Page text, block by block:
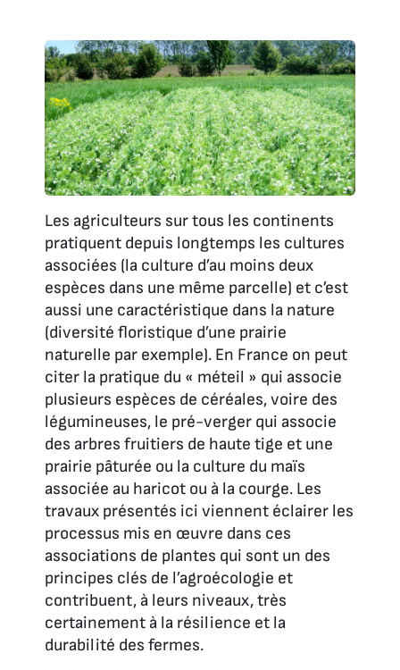
Les agriculteurs sur tous les continents
pratiquent depuis longtemps les cultures
associées (la culture d’au moins deux
espèces dans une même parcelle) et c’est
aussi une caractéristique dans la nature
(diversité floristique d’une prairie
naturelle par exemple). En France on peut
citer la pratique du « méteil » qui associe
plusieurs espèces de céréales, voire des
légumineuses, le pré-verger qui associe
des arbres fruitiers de haute tige et une
prairie pâturée ou la culture du maïs
associée au haricot ou à la courge. Les
travaux présentés ici viennent éclairer les
processus mis en œuvre dans ces
associations de plantes qui sont un des
principes clés de l’agroécologie et
contribuent, à leurs niveaux, très
certainement à la résilience et la
durabilité des fermes.